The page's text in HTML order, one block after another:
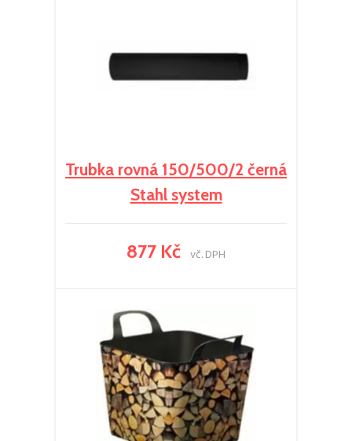
Trubka rovná 150/500/2 černá
Stahl system
877 Kč vč. DPH